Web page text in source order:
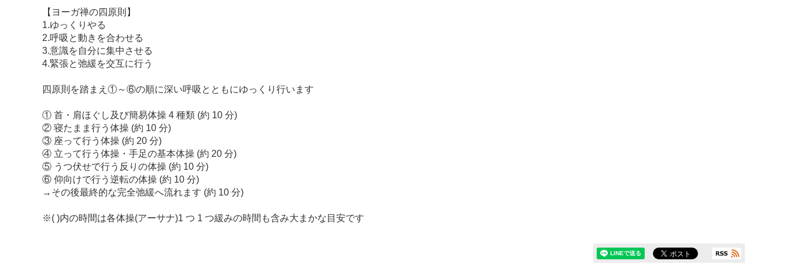
【ヨーガ禅の四原則】
1.ゆっくりやる
2.呼吸と動きを合わせる
3.意識を自分に集中させる
4.緊張と弛緩を交互に行う
四原則を踏まえ①～⑥の順に深い呼吸とともにゆっくり行います
① 首・肩ほぐし及び簡易体操 4 種類 (約 10 分)
② 寝たまま行う体操 (約 10 分)
③ 座って行う体操 (約 20 分)
④ 立って行う体操・手足の基本体操 (約 20 分)
⑤ うつ伏せで行う反りの体操 (約 10 分)
⑥ 仰向けで行う逆転の体操 (約 10 分)
→その後最終的な完全弛緩へ流れます (約 10 分)
※( )内の時間は各体操(アーサナ)1 つ 1 つ緩みの時間も含み大まかな目安です